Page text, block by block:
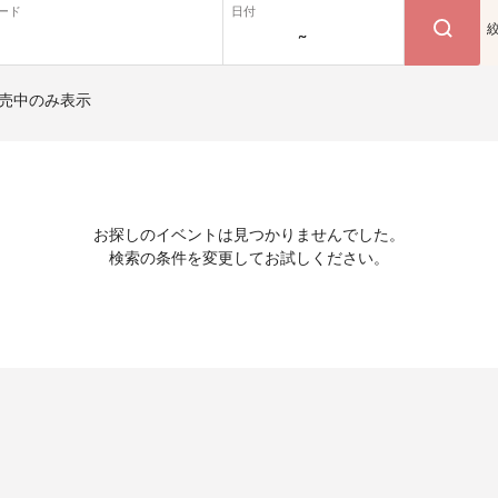
ド 日付
~
中のみ表示
お探しのイベントは見つかりませんでした。
検索の条件を変更してお試しください。